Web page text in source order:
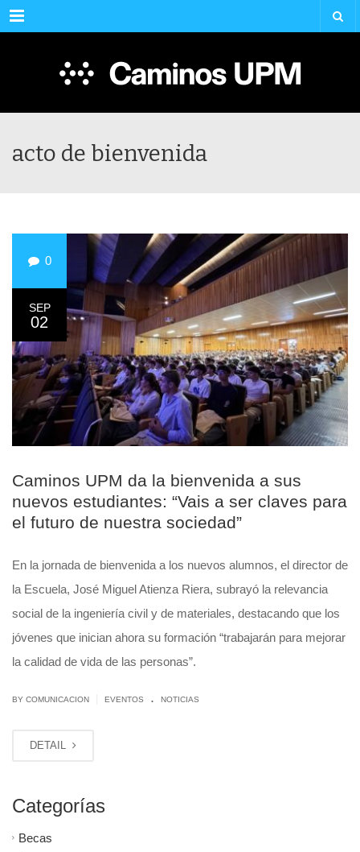
Menu
acto de bienvenida
0
SEP
02
Caminos UPM da la bienvenida a sus
nuevos estudiantes: “Vais a ser claves para
el futuro de nuestra sociedad”
En la jornada de bienvenida a los nuevos alumnos, el director de
la Escuela, José Miguel Atienza Riera, subrayó la relevancia
social de la ingeniería civil y de materiales, destacando que los
jóvenes que inician ahora su formación “trabajarán para mejorar
la calidad de vida de las personas”.
BY COMUNICACION EVENTOS . NOTICIAS
DETAIL
Categorías
Becas